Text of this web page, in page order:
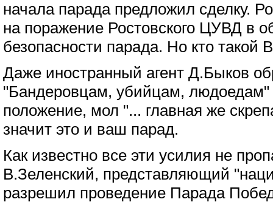
начала парада предложил сделку.
на поражение Ростовского ЦУВД в
безопасности парада. Но кто такой
Даже иностранный агент Д.Быков
"Бандеровцам, убийцам, людоедам"
положение, мол "... главная же
значит это и ваш парад.
Как известно все эти усилия не
В.Зеленский, представляющий
разрешил проведение Парада